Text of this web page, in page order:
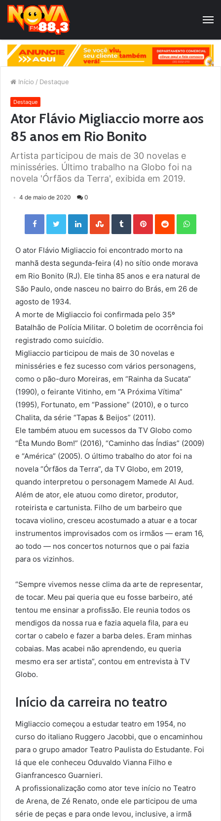
Início / Destaque
Destaque
Ator Flávio Migliaccio morre aos
85 anos em Rio Bonito
Artista participou de mais de 30 novelas e
minisséries. Último trabalho na Globo foi na
novela 'Órfãos da Terra', exibida em 2019.
4 de maio de 2020 0
Facebook Twitter LinkedIn StumbleUpon Tumblr Pinterest Reddit
O ator Flávio Migliaccio foi encontrado morto na
manhã desta segunda-feira (4) no sítio onde morava
em Rio Bonito (RJ). Ele tinha 85 anos e era natural de
São Paulo, onde nasceu no bairro do Brás, em 26 de
agosto de 1934.
A morte de Migliaccio foi confirmada pelo 35º
Batalhão de Polícia Militar. O boletim de ocorrência foi
registrado como suicídio.
Migliaccio participou de mais de 30 novelas e
minisséries e fez sucesso com vários personagens,
como o pão-duro Moreiras, em “Rainha da Sucata”
(1990), o feirante Vitinho, em “A Próxima Vítima”
(1995), Fortunato, em “Passione” (2010), e o turco
Chalita, da série “Tapas & Beijos” (2011).
Ele também atuou em sucessos da TV Globo como
“Êta Mundo Bom!” (2016), “Caminho das Índias” (2009)
e “América” (2005). O último trabalho do ator foi na
novela “Órfãos da Terra”, da TV Globo, em 2019,
quando interpretou o personagem Mamede Al Aud.
Além de ator, ele atuou como diretor, produtor,
roteirista e cartunista. Filho de um barbeiro que
tocava violino, cresceu acostumado a atuar e a tocar
instrumentos improvisados com os irmãos — eram 16,
ao todo — nos concertos noturnos que o pai fazia
para os vizinhos.
“Sempre vivemos nesse clima da arte de representar,
de tocar. Meu pai queria que eu fosse barbeiro, até
tentou me ensinar a profissão. Ele reunia todos os
mendigos da nossa rua e fazia aquela fila, para eu
cortar o cabelo e fazer a barba deles. Eram minhas
cobaias. Mas acabei não aprendendo, eu queria
mesmo era ser artista”, contou em entrevista à TV
Globo.
Início da carreira no teatro
Migliaccio começou a estudar teatro em 1954, no
curso do italiano Ruggero Jacobbi, que o encaminhou
para o grupo amador Teatro Paulista do Estudante. Foi
lá que ele conheceu Oduvaldo Vianna Filho e
Gianfrancesco Guarnieri.
A profissionalização como ator teve início no Teatro
de Arena, de Zé Renato, onde ele participou de uma
série de peças e para onde levou, inclusive, a irmã